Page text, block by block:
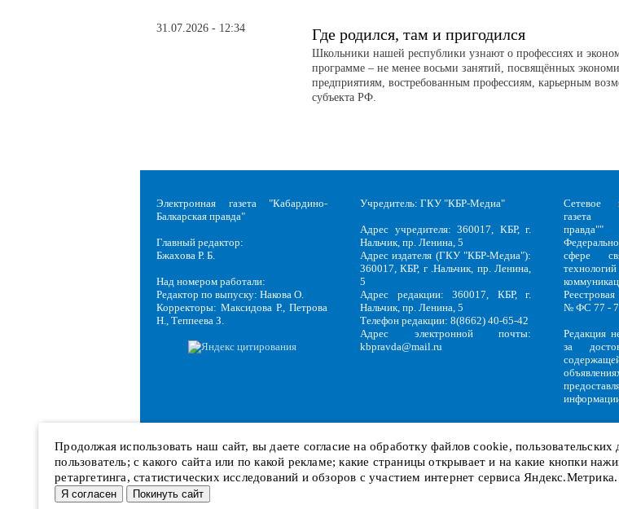
31.07.2026 - 12:34 Где родился, там и пригодился
Школьники нашей республики узнают о профессиях и
программе – не менее восьми занятий, посвящённых
предприятиям, востребованным профессиям, карьерным
субъекта РФ.
Электронная газета "Кабардино-
Балкарская правда"
Главный редактор:
Бжахова Р. Б.
Над номером работали:
Редактор по выпуску: Накова О.
Корректоры: Максидова Р., Петрова
Н., Теппеева З.
Учредитель: ГКУ "КБР-Медиа"
Адрес учредителя: 360017, КБР, г.
Нальчик, пр. Ленина, 5
Адрес издателя (ГКУ "КБР-Медиа"):
360017, КБР, г .Нальчик, пр. Ленина,
5
Адрес редакции: 360017, КБР, г.
Нальчик, пр. Ленина, 5
Телефон редакции: 8(8662) 40-65-42
Адрес электронной почты:
kbpravda@mail.ru
Сетевое
газета
правда""
сфере
№ ФС 77 -
Редакция
за
Политика обработки персональных данныхи
KBPCopyright © 2018-2026.
Продолжая использовать наш сайт, вы даете согласие на обработку файловcookie,
пользователь; с какого сайта или по какой рекламе; какие страницы открывает и на какие кнопки
ретаргетинга, статистических исследований и обзоров с участием интернет сервиса
Я согласен Покинуть сайт